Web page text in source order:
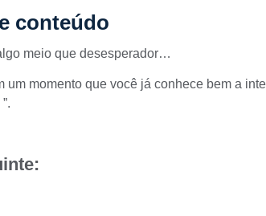
conteúdo
meio que desesperador…
um momento que você já conhece bem a